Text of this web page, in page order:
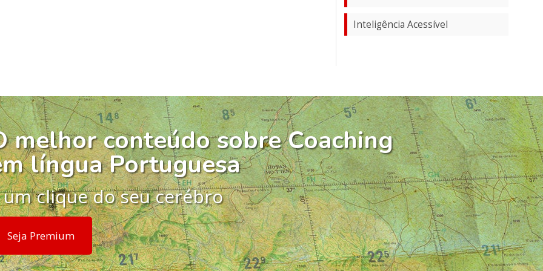
Inteligência Acessível
melhor conteúdo sobre Coaching
língua Portuguesa
um clique do seu cerébro
Seja Premium